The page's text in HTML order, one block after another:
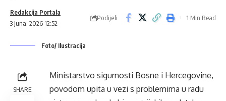
3 Juna, 2026 12:52
Redakcija Portala
Podijeli 1 Min Read
Foto/ Ilustracija
SHARE
Ministarstvo sigurnosti Bosne i Hercegovine,
povodom upita u vezi s problemima u radu